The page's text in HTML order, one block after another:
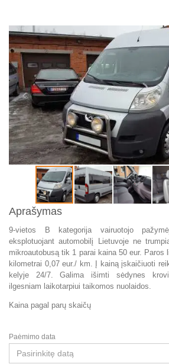
Aprašymas
9-vietos B kategorija vairuotojo
eksplotuojant automobilį Lietuvoje ne
mikroautobusą tik 1 parai kaina 50 eur. Paros
kilometrai 0,07 eur./ km. Į kainą įskaičiuoti
kelyje 24/7. Galima išimti sėdynes
ilgesniam laikotarpiui taikomos nuolaidos.
Kaina pagal parų skaičų
Paėmimo data